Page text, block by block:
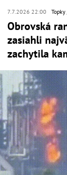
7.7.2026 22:00 Topky
Obrovská
zasiahli
zachytila